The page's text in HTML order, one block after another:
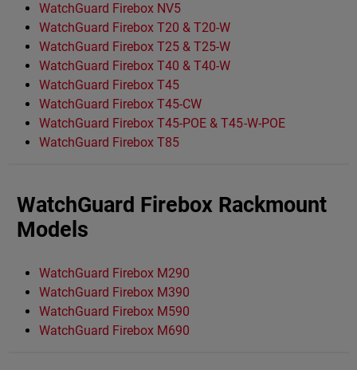
WatchGuard Firebox NV5
WatchGuard Firebox T20 & T20-W
WatchGuard Firebox T25 & T25-W
WatchGuard Firebox T40 & T40-W
WatchGuard Firebox T45
WatchGuard Firebox T45-CW
WatchGuard Firebox T45-POE & T45-W-POE
WatchGuard Firebox T85
WatchGuard Firebox Rackmount
Models
WatchGuard Firebox M290
WatchGuard Firebox M390
WatchGuard Firebox M590
WatchGuard Firebox M690